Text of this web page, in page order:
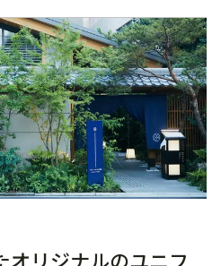
オリジナルのユニフ